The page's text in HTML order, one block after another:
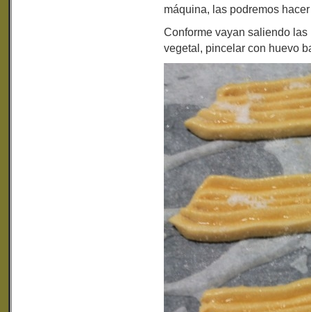
máquina, las podremos
Conforme vayan saliendo
vegetal, pincelar con huevo